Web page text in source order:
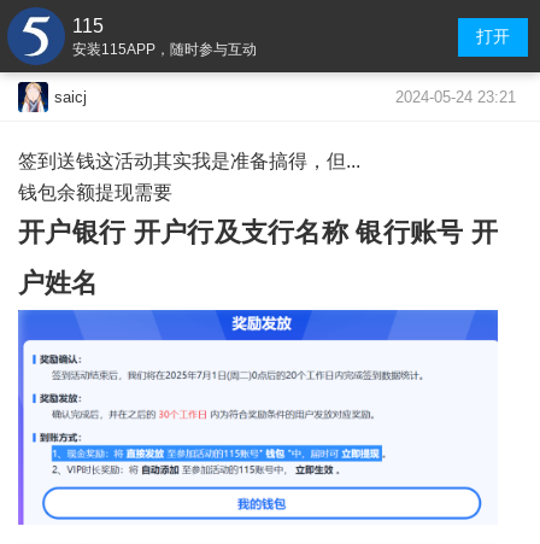
115
安装115APP，随时参与互动
打开
saicj 2024-05-24 23:21
签到送钱这活动其实我是准备搞得，但...
钱包余额提现需要
开户银行 开户行及支行名称 银行账号 开
户姓名